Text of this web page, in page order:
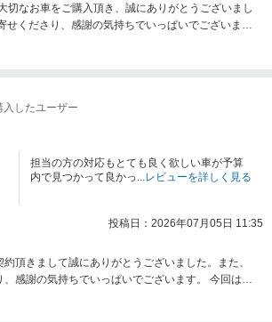
なお車をご購入頂き、誠にありがとうございまし
せくださり、感謝の気持ちでいっぱいでございま
ッフ一同日々の努力を欠かさず成長してまいりま
入したユーザー
担当の方の対応もとても良く欲しい車が予算
内で見つかって良かっ...レビューを詳しく見る
投稿日：2026年07月05日 11:35
頂きまして誠にありがとうございました。また、
、感謝の気持ちでいっぱいでございます。 今回はこ